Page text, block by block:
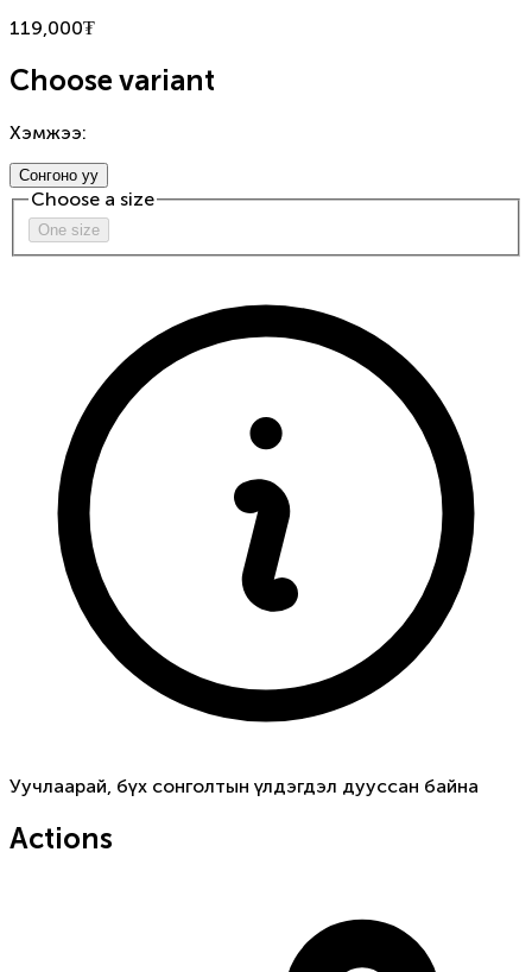
119,000₮
Choose variant
Хэмжээ:
Сонгоно уу
Choose a size
One size
Уучлаарай, бүх сонголтын үлдэгдэл дууссан байна
Actions